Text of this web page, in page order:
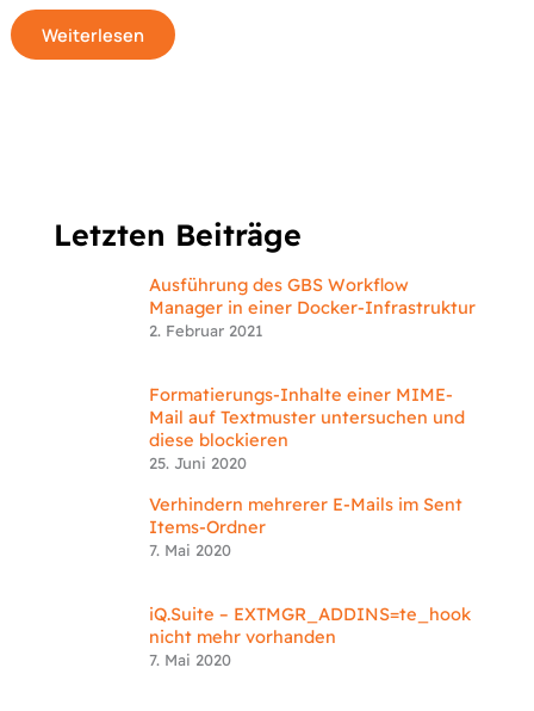
Weiterlesen
Letzten Beiträge
Ausführung des GBS Workflow
Manager in einer Docker-Infrastruktur
2. Februar 2021
Formatierungs-Inhalte einer MIME-
Mail auf Textmuster untersuchen und
diese blockieren
25. Juni 2020
Verhindern mehrerer E-Mails im Sent
Items-Ordner
7. Mai 2020
iQ.Suite – EXTMGR_ADDINS=te_hook
nicht mehr vorhanden
7. Mai 2020